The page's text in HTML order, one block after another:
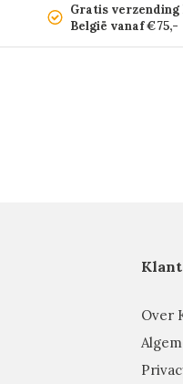
Gratis verzending
België vanaf €75,-
Over